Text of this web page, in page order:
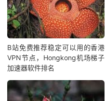
B站免费推荐稳定可以用的香港
VPN节点，Hongkong机场梯子
加速器软件排名